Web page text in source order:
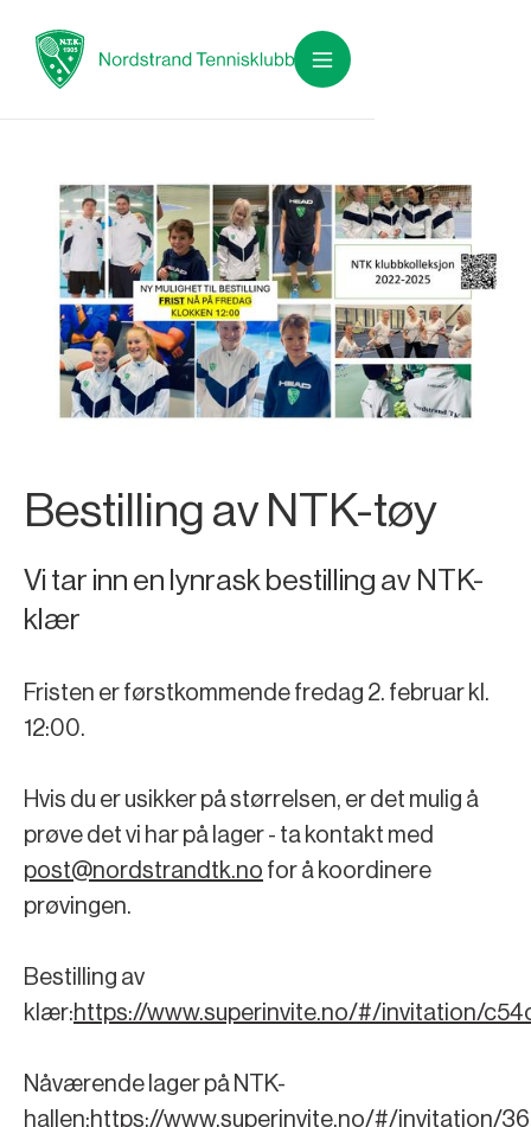
Bestilling av NTK-tøy
Vi tar inn en lynrask bestilling av NTK-
klær
Fristen er førstkommende fredag 2. februar kl.
12:00.
Hvis du er usikker på størrelsen, er det mulig å
prøve det vi har på lager - ta kontakt med
post@nordstrandtk.no for å koordinere
prøvingen.
Bestilling av
klær:https://www.superinvite.no/#/invitation/
Nåværende lager på NTK-
hallen:https://www.superinvite.no/#/invitation/